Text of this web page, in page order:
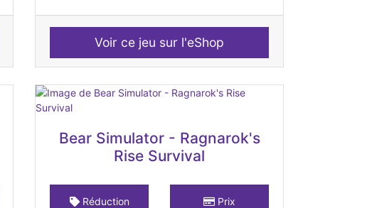
Voir ce jeu sur l'eShop
Bear Simulator - Ragnarok's
Rise Survival
Réduction Prix